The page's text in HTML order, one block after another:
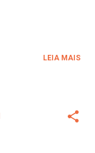
LEIA MAIS